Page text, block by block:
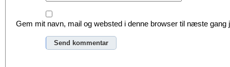
Gem mit navn, mail og websted i denne browser til næste gang